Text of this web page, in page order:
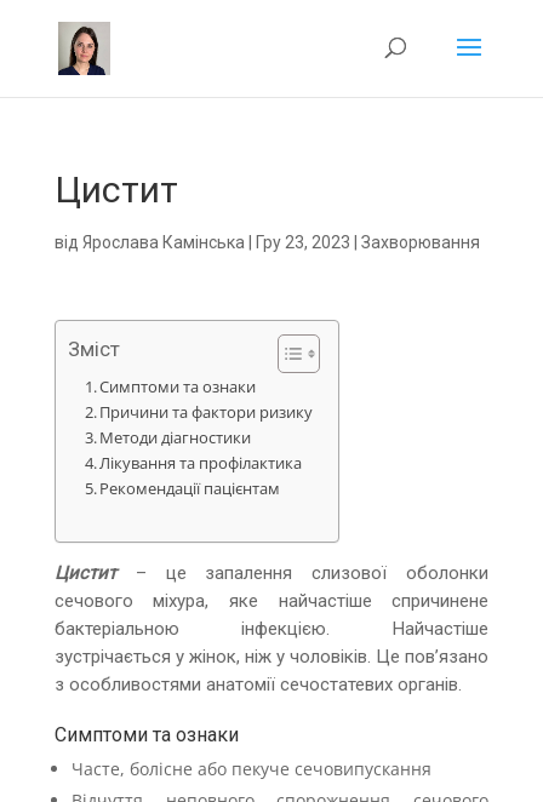
Цистит
від Ярослава Камінська Гру 23, 2023 Захворювання
Зміст
Симптоми та ознаки
Причини та фактори ризику
Методи діагностики
Лікування та профілактика
Рекомендації пацієнтам
Цистит
– це запалення слизової оболонки
сечового міхура, яке найчастіше спричинене
бактеріальною інфекцією. Найчастіше
зустрічається у жінок, ніж у чоловіків. Це пов’язано
з особливостями анатомії сечостатевих органів.
Симптоми та ознаки
Часте, болісне або пекуче сечовипускання